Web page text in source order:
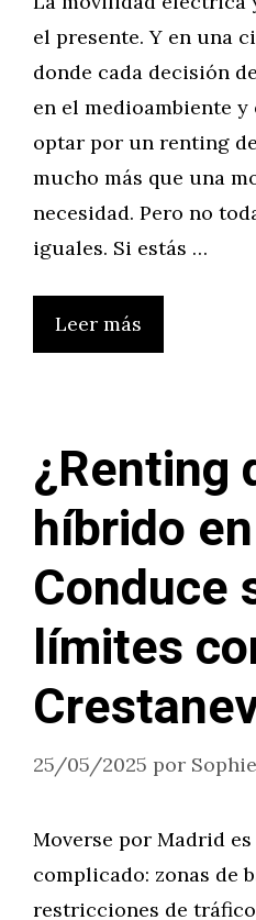
el presente. Y en una
donde cada decisión
en el medioambiente
optar por un renting
mucho más que una
necesidad. Pero no
iguales. Si estás …
Leer más
¿Renting
híbrido
Conduce
límites
25/05/2025 por Sophie
Moverse por Madrid es
complicado: zonas de
restricciones de